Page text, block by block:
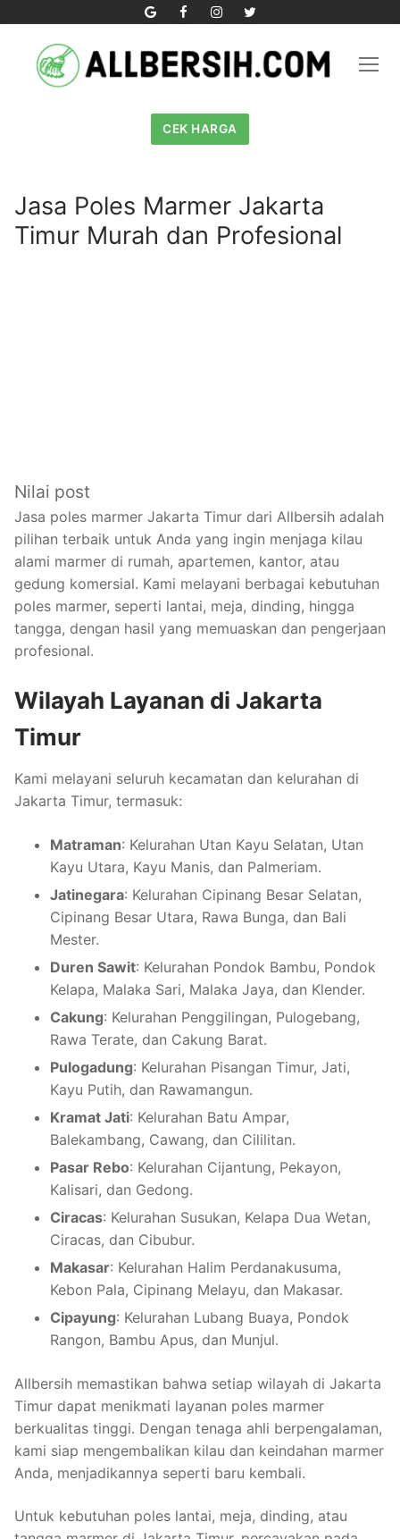
content
CEK HARGA
Jasa Poles Marmer Jakarta
Timur Murah dan Profesional
Nilai post
Jasa poles marmer Jakarta Timur dari Allbersih adalah
pilihan terbaik untuk Anda yang ingin menjaga kilau
alami marmer di rumah, apartemen, kantor, atau
gedung komersial. Kami melayani berbagai kebutuhan
poles marmer, seperti lantai, meja, dinding, hingga
tangga, dengan hasil yang memuaskan dan pengerjaan
profesional.
Wilayah Layanan di Jakarta
Timur
Kami melayani seluruh kecamatan dan kelurahan di
Jakarta Timur, termasuk:
Matraman: Kelurahan Utan Kayu Selatan, Utan
Kayu Utara, Kayu Manis, dan Palmeriam.
Jatinegara: Kelurahan Cipinang Besar Selatan,
Cipinang Besar Utara, Rawa Bunga, dan Bali
Mester.
Duren Sawit: Kelurahan Pondok Bambu, Pondok
Kelapa, Malaka Sari, Malaka Jaya, dan Klender.
Cakung: Kelurahan Penggilingan, Pulogebang,
Rawa Terate, dan Cakung Barat.
Pulogadung: Kelurahan Pisangan Timur, Jati,
Kayu Putih, dan Rawamangun.
Kramat Jati: Kelurahan Batu Ampar,
Balekambang, Cawang, dan Cililitan.
Pasar Rebo: Kelurahan Cijantung, Pekayon,
Kalisari, dan Gedong.
Ciracas: Kelurahan Susukan, Kelapa Dua Wetan,
Ciracas, dan Cibubur.
Makasar: Kelurahan Halim Perdanakusuma,
Kebon Pala, Cipinang Melayu, dan Makasar.
Cipayung: Kelurahan Lubang Buaya, Pondok
Rangon, Bambu Apus, dan Munjul.
Allbersih memastikan bahwa setiap wilayah di Jakarta
Timur dapat menikmati layanan poles marmer
berkualitas tinggi. Dengan tenaga ahli berpengalaman,
kami siap mengembalikan kilau dan keindahan marmer
Anda, menjadikannya seperti baru kembali.
Untuk kebutuhan poles lantai, meja, dinding, atau